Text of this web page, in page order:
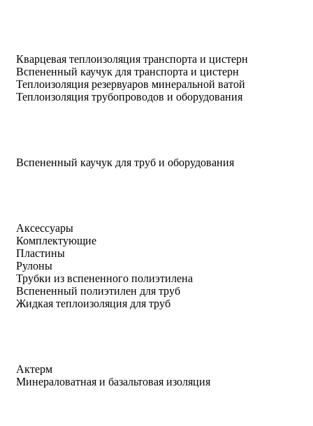
Кварцевая теплоизоляция транспорта и цистерн
Вспененный каучук для транспорта и цистерн
Теплоизоляция резервуаров минеральной ватой
Теплоизоляция трубопроводов и оборудования
Вспененный каучук для труб и оборудования
Аксессуары
Комплектующие
Пластины
Рулоны
Трубки из вспененного полиэтилена
Вспененный полиэтилен для труб
Жидкая теплоизоляция для труб
Актерм
Минераловатная и базальтовая изоляция